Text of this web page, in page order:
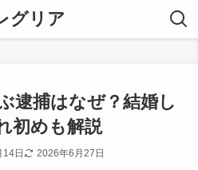
グリア
逮捕はなぜ？結婚し
初めも解説
日 2026年6月27日